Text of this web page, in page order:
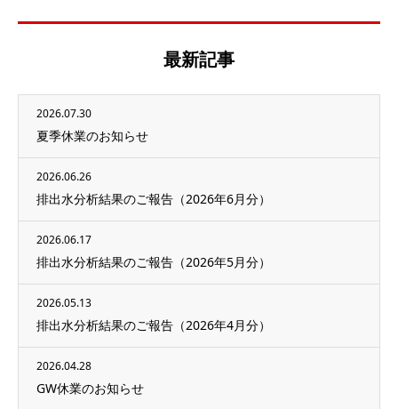
最新記事
2026.07.30
夏季休業のお知らせ
2026.06.26
排出水分析結果のご報告（2026年6月分）
2026.06.17
排出水分析結果のご報告（2026年5月分）
2026.05.13
排出水分析結果のご報告（2026年4月分）
2026.04.28
GW休業のお知らせ